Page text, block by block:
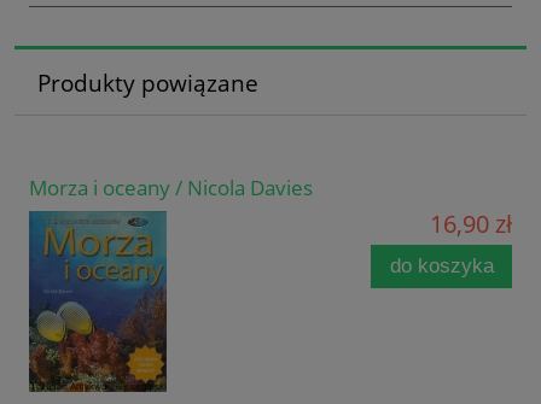
Produkty powiązane
Morza i oceany / Nicola Davies
16,90 zł
do koszyka